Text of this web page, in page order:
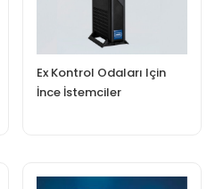
Ex Kontrol Odaları Için
İnce İstemciler